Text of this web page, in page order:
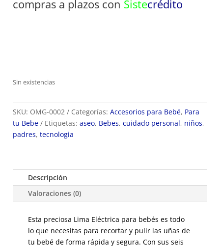
compras a plazos con Sistecrédito
Sin existencias
SKU: OMG-0002 Categorías: Accesorios para Bebé, Para
tu Bebe
Etiquetas: aseo, Bebes, cuidado personal, niños,
padres, tecnologia
Descripción
Valoraciones (0)
Esta preciosa Lima Eléctrica para bebés es todo
lo que necesitas para recortar y pulir las uñas de
tu bebé de forma rápida y segura. Con sus seis